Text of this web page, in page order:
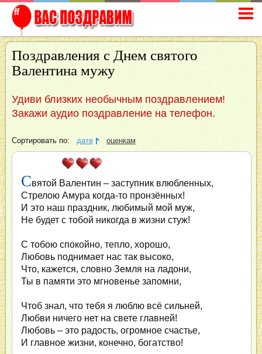
Поздравления с Днем святого
Валентина мужу
Удиви близких необычным поздравлением!
Закажи аудио поздравление на телефон.
Сортировать по: дате оценкам
Святой Валентин – заступник влюбленных,
Стрелою Амура когда-то пронзённых!
И это наш праздник, любимый мой муж,
Не будет с тобой никогда в жизни стуж!
С тобою спокойно, тепло, хорошо,
Любовь поднимает нас так высоко,
Что, кажется, словно Земля на ладони,
Ты в памяти это мгновенье запомни,
Чтоб знал, что тебя я люблю всё сильней,
Любви ничего нет на свете главней!
Любовь – это радость, огромное счастье,
И главное жизни, конечно, богатство!